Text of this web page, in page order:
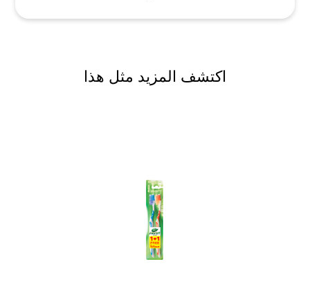
اكتشف المزيد مثل هذا